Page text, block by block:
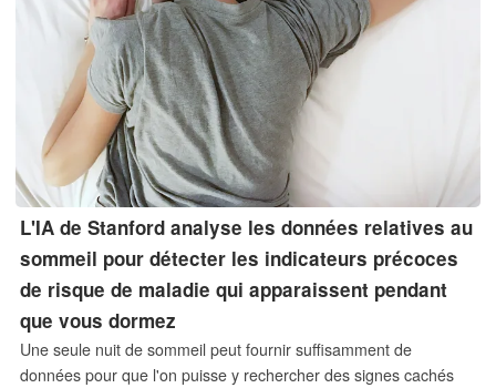
L'IA de Stanford analyse les données relatives au
sommeil pour détecter les indicateurs précoces
de risque de maladie qui apparaissent pendant
que vous dormez
Une seule nuit de sommeil peut fournir suffisamment de
données pour que l'on puisse y rechercher des signes cachés